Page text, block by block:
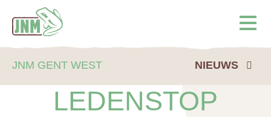
JNM GENT WEST NIEUWS
LEDENSTOP